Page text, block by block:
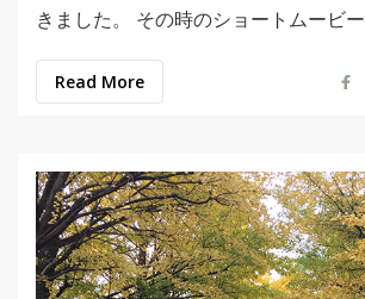
きました。 その時のショートムービー
Read More